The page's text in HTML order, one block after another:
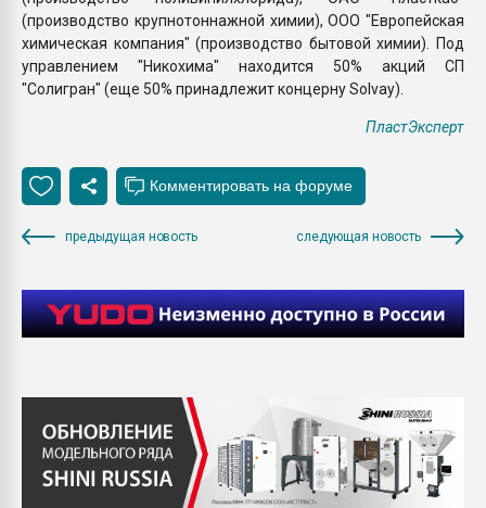
(производство крупнотоннажной химии), ООО "Европейская
химическая компания" (производство бытовой химии). Под
управлением "Никохима" находится 50% акций СП
"Солигран" (еще 50% принадлежит концерну Solvay).
ПластЭксперт
предыдущая новость следующая новость